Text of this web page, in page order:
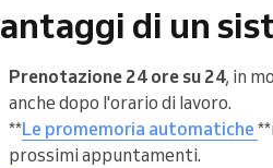
di un
Prenotazione 24 ore su 24, in
anche dopo l'orario di lavoro.
**Le promemoria automatiche
prossimi appuntamenti.